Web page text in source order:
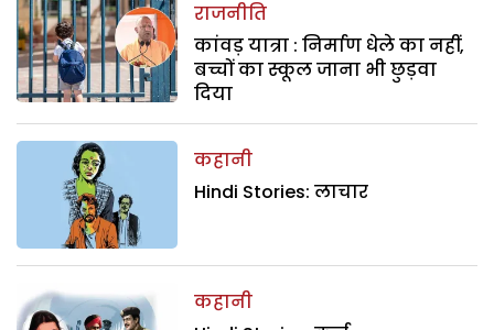
राजनीति
कांवड़ यात्रा : निर्माण धेले का नहीं,
बच्चों का स्कूल जाना भी छुड़वा
दिया
कहानी
Hindi Stories: लाचार
कहानी